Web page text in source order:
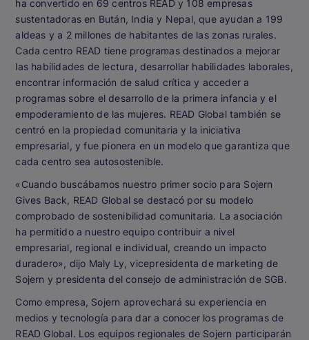
ha convertido en 69 centros READ y 108 empresas
sustentadoras en Bután, India y Nepal, que ayudan a 199
aldeas y a 2 millones de habitantes de las zonas rurales.
Cada centro READ tiene programas destinados a mejorar
las habilidades de lectura, desarrollar habilidades laborales,
encontrar información de salud crítica y acceder a
programas sobre el desarrollo de la primera infancia y el
empoderamiento de las mujeres. READ Global también se
centró en la propiedad comunitaria y la iniciativa
empresarial, y fue pionera en un modelo que garantiza que
cada centro sea autosostenible.
«Cuando buscábamos nuestro primer socio para Sojern
Gives Back, READ Global se destacó por su modelo
comprobado de sostenibilidad comunitaria. La asociación
ha permitido a nuestro equipo contribuir a nivel
empresarial, regional e individual, creando un impacto
duradero», dijo Maly Ly, vicepresidenta de marketing de
Sojern y presidenta del consejo de administración de SGB.
Como empresa, Sojern aprovechará su experiencia en
medios y tecnología para dar a conocer los programas de
READ Global. Los equipos regionales de Sojern participarán